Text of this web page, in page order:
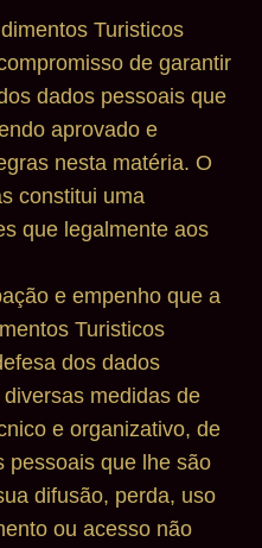
Turisticos
de garantir
dados pessoais que
aprovado e
nesta matéria. O
constitui uma
que legalmente aos
e empenho que a
Turisticos
dos dados
medidas de
e organizativo, de
pessoais que lhe são
difusão, perda, uso
ou acesso não